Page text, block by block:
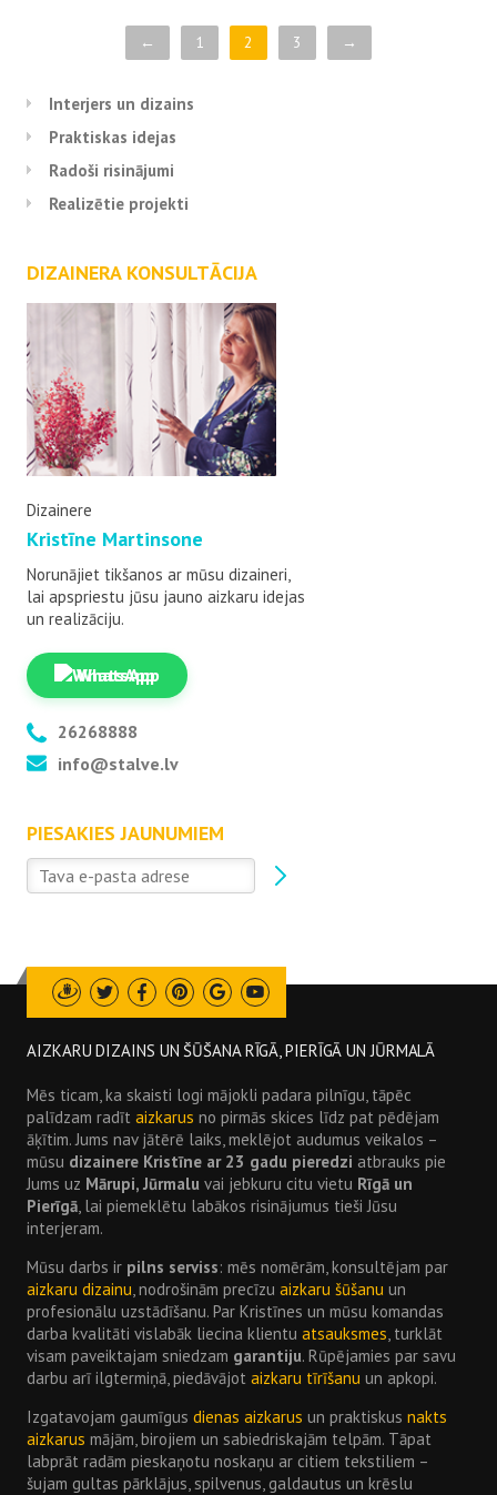
Interjers un dizains
Praktiskas idejas
Radoši risinājumi
Realizētie projekti
DIZAINERA KONSULTĀCIJA
Dizainere
Kristīne Martinsone
Norunājiet tikšanos ar mūsu dizaineri,
lai apspriestu jūsu jauno aizkaru idejas
un realizāciju.
WhatsApp
26268888
info@stalve.lv
PIESAKIES JAUNUMIEM
← 1 2 3 →
Draugiem
TwitterFacebookPinterest
GoogleYoutube
AIZKARU DIZAINS UN ŠŪŠANA RĪGĀ, PIERĪGĀ UN JŪRMALĀ
Mēs ticam, ka skaisti logi mājokli padara pilnīgu, tāpēc
palīdzam radītaizkarus no pirmās skices līdz pat pēdējam
āķītim. Jums nav jātērē laiks, meklējot audumus veikalos –
mūsu dizainere Kristīne ar 23 gadu pieredzi atbrauks pie
Jums uz Mārupi, Jūrmalu vai jebkuru citu vietu Rīgā un
Pierīgā, lai piemeklētu labākos risinājumus tieši Jūsu
interjeram.
Mūsu darbs ir pilns serviss: mēs nomērām, konsultējam par
aizkaru dizainu, nodrošinām precīzuaizkaru šūšanu un
profesionālu uzstādīšanu. Par Kristīnes un mūsu komandas
darba kvalitāti vislabāk liecina klientuatsauksmes, turklāt
visam paveiktajam sniedzam garantiju. Rūpējamies par savu
darbu arī ilgtermiņā, piedāvājotaizkaru tīrīšanu un apkopi.
Izgatavojam gaumīgusdienas aizkarus un praktiskusnakts
aizkarus mājām, birojiem un sabiedriskajām telpām. Tāpat
labprāt radām pieskaņotu noskaņu ar citiem tekstiliem –
šujam gultas pārklājus, spilvenus, galdautus un krēslu